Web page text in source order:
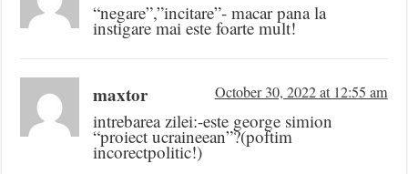
“negare”,”incitare”- macar pana la
instigare mai este foarte mult!
maxtor October 30, 2022 at 12:55 am
intrebarea zilei:-este george simion
“proiect ucraineean”?(poftim
incorectpolitic!)